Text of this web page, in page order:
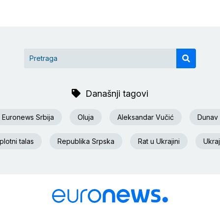
Današnji tagovi
Euronews Srbija Oluja Aleksandar Vučić Dunav
talas Republika Srpska Rat u Ukrajini